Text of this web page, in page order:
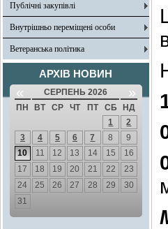
Публічні закупівлі
Внутрішньо переміщені особи
Ветеранська політика
АРХІВ НОВИН
« СЕРПЕНЬ 2026 »
ПН ВТ СР ЧТ ПТ СБ
НД
1
2
3
4 5 6 7 8
9
10
11 12 13 14 15
16
17
18 19 20 21 22
23
24
25 26 27 28 29
30
31